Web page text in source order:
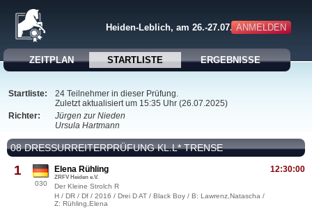
ANMELDEN
Heiden-Leblich, am 26.-27.07.2025
ZEITPLAN STARTLISTE ERGEBNISSE
Startliste:
24 Teilnehmer in dieser Prüfung.
Zuletzt aktualisiert um 15:35 Uhr (26.07.2025)
Richter:
Jürgen zur Nieden
Ursula Hartmann
08 DRESSURREITERPRÜFUNG KL.L* TRENSE
1
030
12:30:00
Elena Rühling
ZRFV Heiden e.V.
Der Kleine Strolch R
H / DR / Df / 2016 / Drei D AT / Black Boy / B: Lawrenz,Natascha /
Z: Rühling,Elena